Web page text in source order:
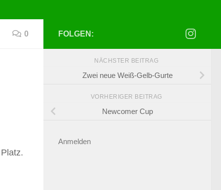
0 FOLGEN:
NÄCHSTER BEITRAG
Zwei neue Weiß-Gelb-Gurte
VORHERIGER BEITRAG
Newcomer Cup
Anmelden